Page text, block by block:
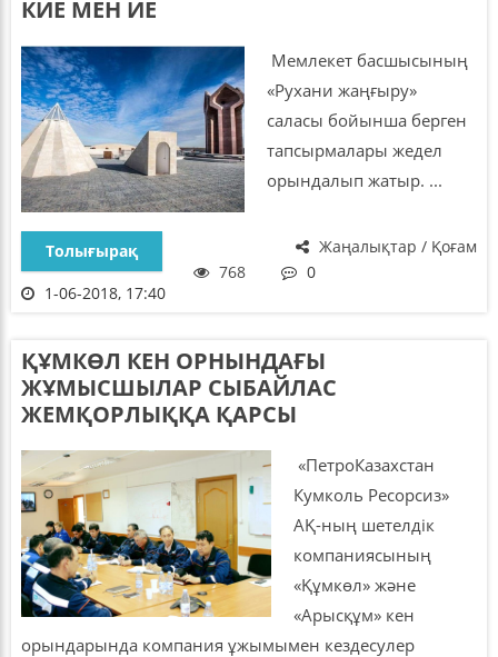
КИЕ МЕН ИЕ
Мемлекет басшысының
«Рухани жаңғыру»
саласы бойынша берген
тапсырмалары жедел
орындалып жатыр. ...
Жаңалықтар / Қоғам
Толығырақ
768
0
1-06-2018, 17:40
ҚҰМКӨЛ КЕН ОРНЫНДАҒЫ
ЖҰМЫСШЫЛАР СЫБАЙЛАС
ЖЕМҚОРЛЫҚҚА ҚАРСЫ
«ПетроКазахстан
Кумколь Ресорсиз»
АҚ-ның шетелдік
компаниясының
«Құмкөл» және
«Арысқұм» кен
орындарында компания ұжымымен кездесулер